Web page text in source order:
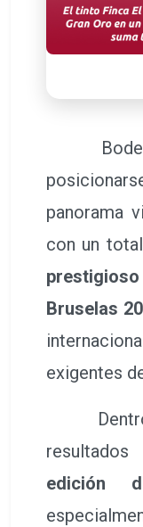
panorama
con un
Bruselas
exigentes
Dentro
edición